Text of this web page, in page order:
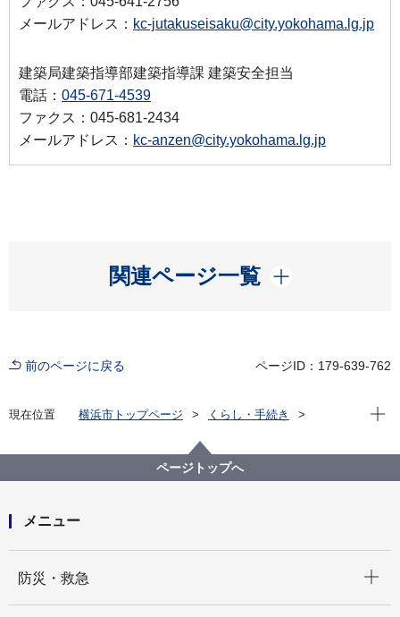
メールアドレス： kc-jutakuseisaku@city.yokohama.lg.jp
建築局建築指導部建築指導課 建築安全担当
電話： 045-671-4539
ファクス：045-681-2434
メールアドレス： kc-anzen@city.yokohama.lg.jp
関連ページ一覧
開く
前のページに戻る ページID：179-639-762
現在位置 横浜市トップページ
くらし・手続き
住宅に関する各種支援制度等
横浜市の空家等対策について
現在
ページトップへ
メニュー
防災・救急